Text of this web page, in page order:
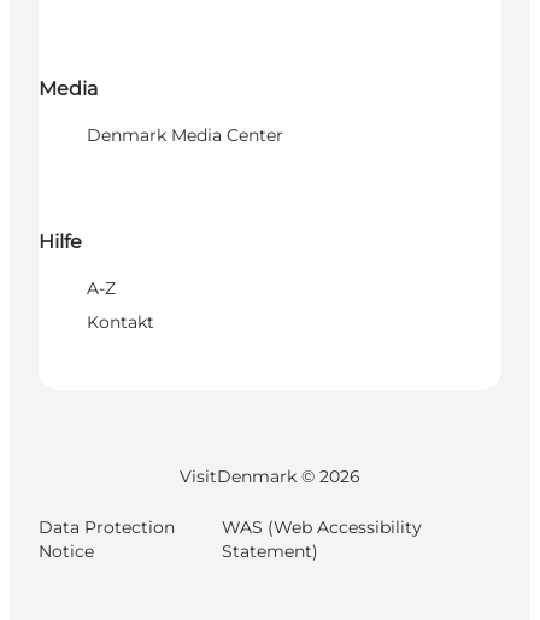
Media
Denmark Media Center
Hilfe
A-Z
Kontakt
VisitDenmark © 2026
Data Protection
Notice
WAS (Web Accessibility
Statement)